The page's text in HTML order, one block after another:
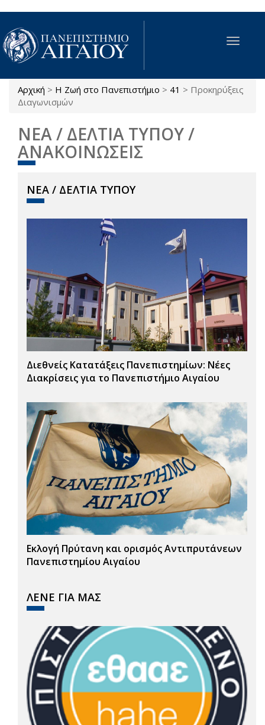
Παράκαμψη προς το κυρίως περιεχόμενο
Toggle
Είστε εδώ
Αρχική > Η Ζωή στο Πανεπιστήμιο > 41 > Προκηρύξεις
Διαγωνισμών
ΝΕΑ / ΔΕΛΤΙΑ ΤΥΠΟΥ /
ΑΝΑΚΟΙΝΩΣΕΙΣ
ΝΕΑ / ΔΕΛΤΙΑ ΤΥΠΟΥ
Διεθνείς Κατατάξεις Πανεπιστημίων: Νέες
Διακρίσεις για το Πανεπιστήμιο Αιγαίου
Εκλογή Πρύτανη και ορισμός Αντιπρυτάνεων
Πανεπιστημίου Αιγαίου
ΛΕΝΕ ΓΙΑ ΜΑΣ